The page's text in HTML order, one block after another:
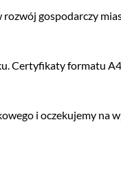
gospodarczy
Certyfikaty formatu
i oczekujemy na